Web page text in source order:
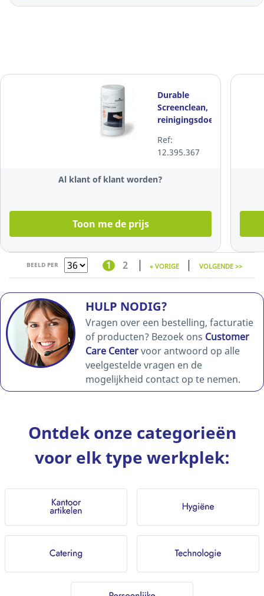
Durable
Screenclean,
reinigingsdoekjes
schermen, 1
doos van 100
Ref:
12.395.367
Al klant of klant worden?
Toon me de prijs
BEELD PER 1 2 « VORIGE VOLGENDE >>
HULP NODIG?
Vragen over een bestelling, facturatie
of producten? Bezoek ons Customer
Care Centervoor antwoord op alle
veelgestelde vragen en de
mogelijkheid contact op te nemen.
Ontdek onze categorieën
voor elk type werkplek: